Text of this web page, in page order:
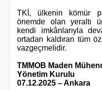
TKİ, ülkenin kömür
önemde olan yeraltı
kendi imkânlarıyla
ortadan kaldıran tüm
vazgeçmelidir.
TMMOB Maden
Yönetim Kurulu
07.12.2025 – Ankara